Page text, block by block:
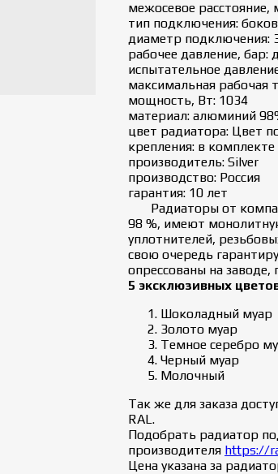
межосевое расстояние,
тип подключения:
диаметр подключения:
рабочее давление, бар:
испытательное
максимальная рабочая
мощность, Вт: 1034
материал: алюминий
цвет радиатора: Цвет
крепления: в комплекте
производитель: Silver
производство: Россия
гарантия: 10 лет
Радиаторы от
98 %, имеют
уплотнителей,
свою очередь
опрессованы на заводе,
5 эксклюзивных
Шоколадный муар
Золото муар
Темное серебро
Черный муар
Молочный
Так же для заказа
RAL.
Подобрать радиатор
производителя https://
Цена указана за